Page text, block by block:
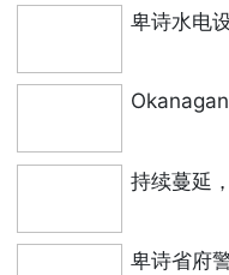
卑诗水电
持续蔓延
卑诗省府